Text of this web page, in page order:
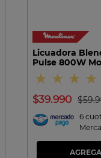
Licuadora
Pulse 800W
★ ★ ★ ★
$59.
$39.990
6